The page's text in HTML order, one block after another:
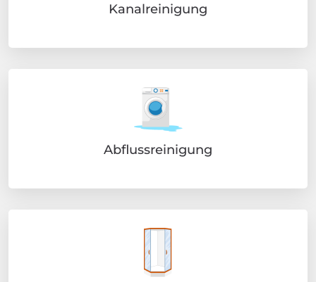
Kanalreinigung
Abflussreinigung